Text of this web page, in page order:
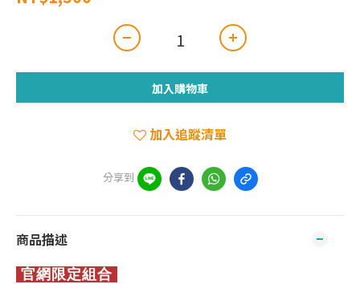
加入購物車
加入追蹤清單
分享到
商品描述
官網限定組合